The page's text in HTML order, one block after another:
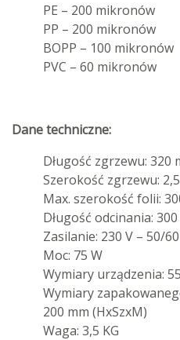
PE – 200 mikronów
PP – 200 mikronów
BOPP – 100 mikronów
PVC – 60 mikronów
Dane techniczne:
Długość zgrzewu: 320
Szerokość zgrzewu:
Max. szerokość folii:
Długość odcinania:
Zasilanie: 230 V – 50/
Moc: 75 W
Wymiary urządzenia:
Wymiary
200 mm (HxSzxM)
Waga: 3,5 KG